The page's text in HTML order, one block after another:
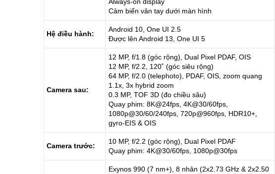
Cảm biến vân tay dưới màn hình
Hệ điều hành:
Android 10, One UI 2.5
Được lên Android 13, One UI 5
Camera sau:
12 MP, f/1.8 (góc rộng), Dual Pixel PDAF, OIS
12 MP, f/2.2, 120˚ (góc siêu rộng)
64 MP, f/2.0 (telephoto), PDAF, OIS, zoom quang
1.1x, 3x hybrid zoom
0.3 MP, TOF 3D (đo chiều sâu)
Quay phim: 8K@24fps, 4K@30/60fps,
1080p@30/60/240fps, 720p@960fps, HDR10+,
gyro-EIS & OIS
Camera trước:
10 MP, f/2.2 (góc rộng), Dual Pixel PDAF
Quay phim: 4K@30/60fps, 1080p@30fps
Exynos 990 (7 nm+), 8 nhân (2x2.73 GHz & 2x2.50